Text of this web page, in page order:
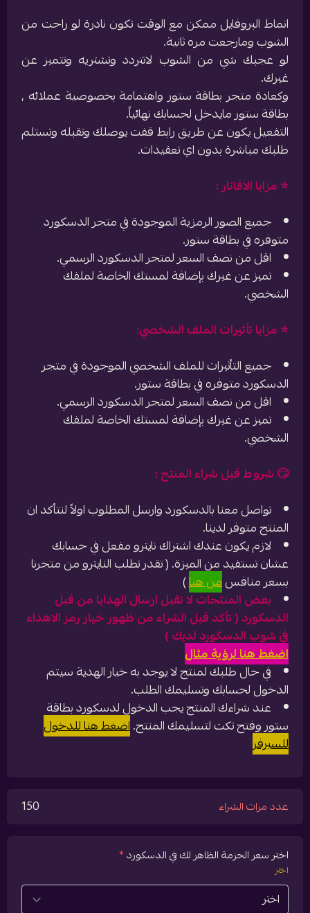
انماط البروفايل ممكن مع الوقت تكون نادرة لو راحت من
الشوب ومارجعت مره ثانية.
لو عجبك شي من الشوب لاتتردد وتشتريه وتتميز عن
غيرك.
وكعادة متجر بطاقة ستور واهتمامة بخصوصية عملائه ,
بطاقة ستور مايدخل لحسابك نهائياً.
التفعيل يكون عن طريق رابط قفت يوصلك وتقبله وتستلم
طلبك مباشرة بدون اي تعقيدات.
⭐️ مزايا الافاتار :
جميع الصور الرمزية الموجودة في متجر الدسكورد
متوفره في بطاقة ستور.
اقل من نصف السعر لمتجر الدسكورد الرسمي.
تميز عن غيرك بإضافة لمستك الخاصة لملفك
الشخصي.
⭐️ مزايا تأثيرات الملف الشخصي:
جميع التأثيرات للملف الشخصي الموجودة في متجر
الدسكورد متوفره في بطاقة ستور.
اقل من نصف السعر لمتجر الدسكورد الرسمي.
تميز عن غيرك بإضافة لمستك الخاصة لملفك
الشخصي.
🙄 شروط قبل شراء المنتج :
تواصل معنا بالدسكورد وارسل المطلوب اولاً لنتأكد ان
المنتج متوفر لدينا.
لازم يكون عندك اشتراك نايترو مفعل في حسابك
عشان تستفيد من الميزة. ( تقدر تطلب النايترو من متجرنا
بسعر منافسمن هنا)
بعض المنتجات لا تقبل ارسال الهدايا من قبل
الدسكورد ( تأكد قبل الشراء من ظهور خيار رمز الاهداء
في شوب الدسكورد لديك )
اضغط هنا لرؤية مثال
في حال طلبك لمنتج لا يوجد به خيار الهدية سيتم
الدخول لحسابك وتسليمك الطلب.
عند شراءك المنتج يجب الدخول لدسكورد بطاقة
ستور وفتح تكت لتسليمك المنتج.اضغط هنا للدخول
للسيرفر
عدد مرات الشراء 150
اختر سعر الحزمة الظاهر لك في الدسكورد*
اختر